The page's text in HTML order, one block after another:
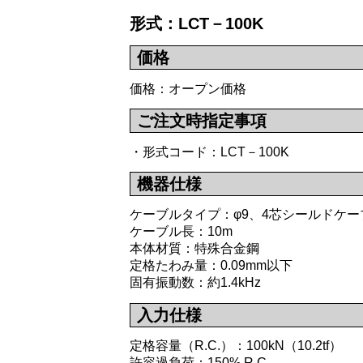
形式：LCT－100K
価格
価格：オープン価格
ご注文時指定事項
・形式コード：LCT－100K
機器仕様
ケーブルタイプ：φ9、4芯シールドケ
ケーブル長：10m
本体材質：特殊合金鋼
定格たわみ量：0.09mm以下
固有振動数：約1.4kHz
入力仕様
定格容量（R.C.）：100kN（10.2tf）